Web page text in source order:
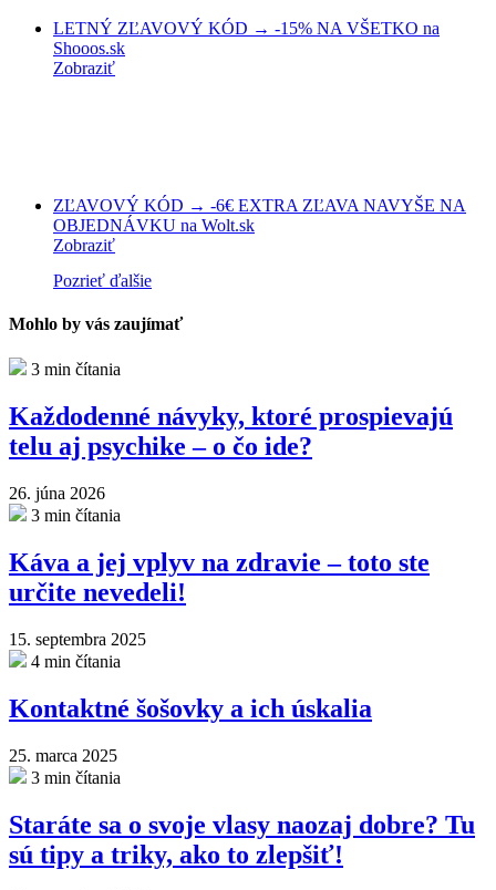
LETNÝ ZĽAVOVÝ KÓD → -15% NA VŠETKO na
Shooos.sk
Zobraziť
ZĽAVOVÝ KÓD → -6€ EXTRA ZĽAVA NAVYŠE NA
OBJEDNÁVKU na Wolt.sk
Zobraziť
Pozrieť ďalšie
Mohlo by vás zaujímať
3 min čítania
Každodenné návyky, ktoré prospievajú
telu aj psychike – o čo ide?
26. júna 2026
3 min čítania
Káva a jej vplyv na zdravie – toto ste
určite nevedeli!
15. septembra 2025
4 min čítania
Kontaktné šošovky a ich úskalia
25. marca 2025
3 min čítania
Staráte sa o svoje vlasy naozaj dobre? Tu
sú tipy a triky, ako to zlepšiť!